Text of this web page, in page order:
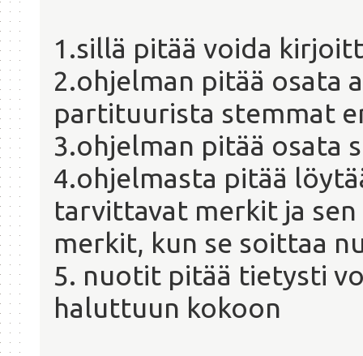
1.sillä pitää voida
2.ohjelman pitää osata
partituurista stemmat
3.ohjelman pitää
4.ohjelmasta pitää
tarvittavat merkit ja
merkit, kun se soittaa
5. nuotit pitää tietysti
haluttuun kokoon